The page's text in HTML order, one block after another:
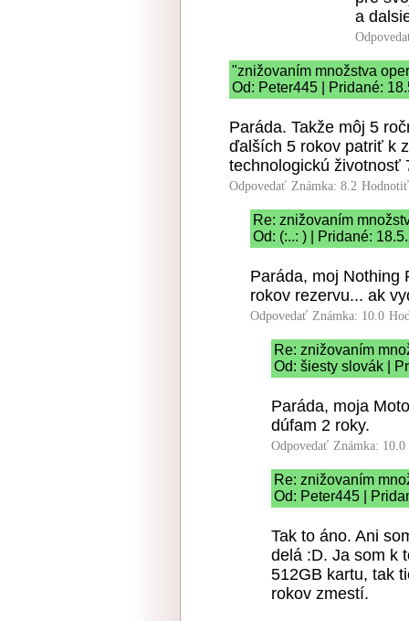
a
"znižovaním množstva
Od: Peter445 | Pridané:
Paráda. Takže môj 5
ďalších 5 rokov patriť k
technologickú životnosť
Odpovedať Známka: 8.2
Re: znižovaním
Od: (:..: ) | Pridané:
Paráda, moj Nothing
rokov rezervu... ak
Odpovedať Známka: 10.0
Re: znižovaním
Od: šiesty slovák |
Paráda, moja
dúfam 2 roky.
Odpovedať Známka: 10.0
Re: znižovaním
Od: Peter445 |
Tak to áno. Ani
delá :D. Ja som k
512GB kartu, tak
rokov zmestí.